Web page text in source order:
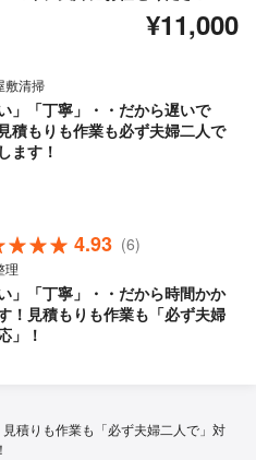
¥11,000
敷清掃
い」「丁寧」・・だから遅いで
積もりも作業も必ず夫婦二人で
ます！
4.93 (6)
理
い」「丁寧」・・だから時間かか
！見積もりも作業も「必ず夫婦
」！
見積りも作業も「必ず夫婦二人で」対